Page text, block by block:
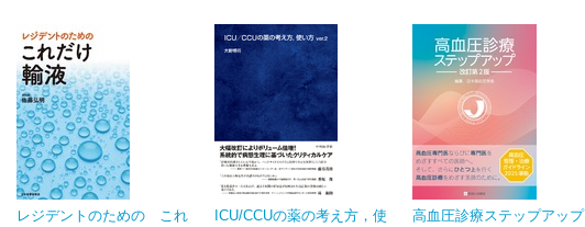
レジデントのための これ
ICU/CCUの薬の考え方，使
高血圧診療ステップアップ